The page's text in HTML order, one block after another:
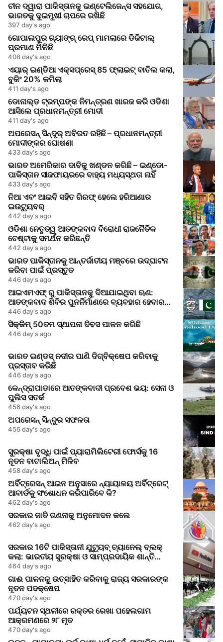
ଚୀନ ଦ୍ୱାରା ପାକିସ୍ତାନକୁ ଇଣ୍ଟେଲିଜେନ୍ସ ସହଯୋଗ,
ଭାରତକୁ ଦୁଇମୁଖୀ ଚାପରେ ରଖିଛି
397 day's ago
ଗୋପାଲପୁର ଗ୍ୟାଙ୍ଗ୍ ରେପ୍ ମାମଲାରେ ଡିଜିଟାଲ୍
ପ୍ରମାଣ ମିଳିଛି
408 day's ago
ଏୟାର୍ ଇଣ୍ଡିଆ ଏକ୍ସପ୍ରେସ୍ 85 ଫ୍ଲାଇଟ୍ ବାତିଲ କଲା,
ବୁକିଂ 20% କମିଲା
411 day's ago
ଡୋନାଲ୍ଡ ଟ୍ରମ୍ପଙ୍କ ନିମନ୍ତ୍ରଣ ଖାରଜ କରି ଓଡିଶା
ଆସିଲେ ପ୍ରଧାନମନ୍ତ୍ରୀ ମୋଦୀ
411 day's ago
ଅପରେସନ୍ ସିନ୍ଦୂର୍ ଅବିରତ ରହିଛି – ପ୍ରଧାନମନ୍ତ୍ରୀ
ମୋଦୀଙ୍କର ଘୋଷଣା
433 day's ago
ଭାରତ ଅମେରିକାର ଦାବିକୁ ଖଣ୍ଡନ କରିଛି – ଇଣ୍ଡୋ-
ପାକିସ୍ତାନ ସୀଜଫାୟରରେ ବାହ୍ୟ ମଧ୍ୟସ୍ଥତା ନାହିଁ
433 day's ago
ନିଆ ଏବଂ ଆଇବି ସହିତ ଗିରଫ୍ ହେଲେ ହରିଆଣାର
ଇଉଟ୍ୟୁବର୍
442 day's ago
ଓଡିଶା ନେତୃତ୍ୱ ଆତଙ୍କବାଦ ବିରୋଧୀ ରାଜନୈତିକ
ଚେଷ୍ଟାକୁ ସମର୍ଥନ କରିଛନ୍ତି
442 day's ago
ଭାରତ ପାକିସ୍ତାନକୁ ଆନ୍ତର୍ଜାତୀୟ ମଞ୍ଚରେ ଉଦ୍‌ଘାଟନ
କରିବା ପାଇଁ ପ୍ରସ୍ତୁତ
446 day's ago
ଆଇଏମଏଫ୍ ରୁ ପାକିସ୍ତାନକୁ ଦିଆଯାଇଥିବା ଋଣ:
ଆତଙ୍କବାଦ ଶିବିର ପୁନର୍ନିର୍ମାଣରେ ବ୍ୟବହାର ହେବାର
ଆଶଙ୍କା
446 day's ago
ସିକ୍କିମ୍ 50ତମ ସ୍ଥାପନା ଦିବସ ପାଳନ କରିଛି
446 day's ago
ଭାରତ ଇଣ୍ଡସ୍ ନଦୀର ପାଣି ଦିଗ୍ବିକ୍ଷେପ କରିବାକୁ
ପ୍ରସ୍ତାବ କରିଛି
446 day's ago
କେନ୍ଦ୍ରାପାଡାରେ ଆତଙ୍କବାଦୀ ପ୍ରବେଶ ଭୟ: ସେନା ଓ
ପୁଲିସ ସତର୍କ
456 day's ago
ଅପରେସନ୍ ସିନ୍ଦୁର ସଫଳତା
456 day's ago
ସୁରକ୍ଷା ବୃଦ୍ଧି ପାଇଁ ପ୍ୟାରାମିଲିଟେରୀ ଫୋର୍ସକୁ 16
ନୂତନ ବାଟାଲିଅନ୍ ମିଳିବ
458 day's ago
ଅର୍ବିଟ୍ରେସନ୍ ଆଇନ ଅନୁସାରେ ନ୍ୟାୟାଳୟ ଅର୍ବିଟ୍ରେଟ୍
ଆବାର୍ଡକୁ ସଂଶୋଧନ କରିପାରିବେ କି?
462 day's ago
ସରକାର ଜାତି ଗଣନାକୁ ଅନୁମୋଦନ କଲେ
462 day's ago
ସରକାର 16ଟି ପାକିସ୍ତାନୀ ଯୁଟ୍ୟୁବ୍ ଚ୍ୟାନେଲ୍ ବ୍ଲକ୍
କଲା: ଭାରତୀୟ ସୁରକ୍ଷା ଓ ସାମ୍ପ୍ରଦାୟିକ ଶାନ୍ତି
ଉପରେ ଭ୍ରମ ତଥ୍ୟ ପ୍ରଚାର
464 day's ago
ଗାଈ ପାଳନକୁ ଉତ୍ସାହିତ କରିବାକୁ ରାଜ୍ୟ ସରକାରଙ୍କ
ନୂତନ ପଦକ୍ଷେପ
470 day's ago
ପର୍ଯ୍ୟଟନ ସ୍ଥଳୀରେ ରକ୍ତର ରେଖା ପହେଲଗାମ
ଆକ୍ରମଣରେ ୨୮ ମୃତ
470 day's ago